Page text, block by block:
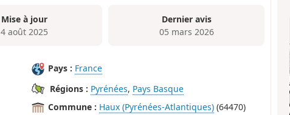
Mise à jour
4 août 2025
Dernier avis
05 mars 2026
Pays : France
Régions : Pyrénées, Pays Basque
Commune : Haux (Pyrénées-Atlantiques) (64470)